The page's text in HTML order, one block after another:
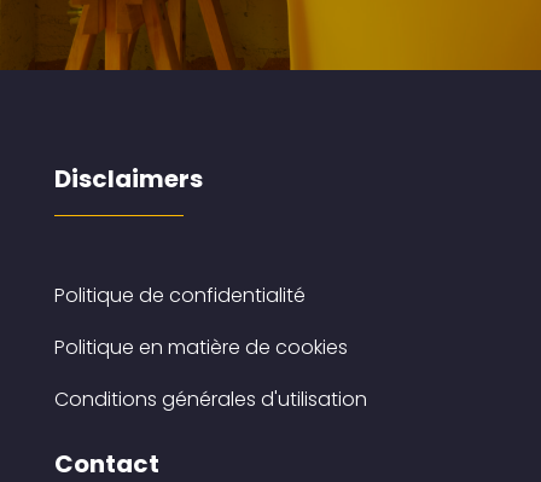
Disclaimers
Politique de confidentialité
Politique en matière de cookies
Conditions générales d'utilisation
Contact